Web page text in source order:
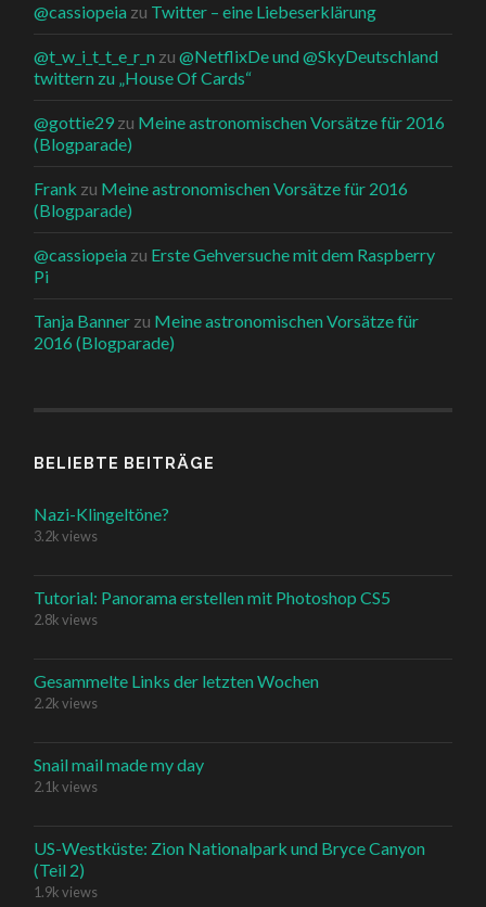
@cassiopeia zu Twitter – eine Liebeserklärung
@t_w_i_t_t_e_r_n zu@NetflixDe und @SkyDeutschland
twittern zu „House Of Cards“
@gottie29 zu Meine astronomischen Vorsätze für 2016
(Blogparade)
Frank zu Meine astronomischen Vorsätze für 2016
(Blogparade)
@cassiopeia zu Erste Gehversuche mit dem Raspberry
Pi
Tanja Banner zu Meine astronomischen Vorsätze für
2016 (Blogparade)
BELIEBTE BEITRÄGE
Nazi-Klingeltöne?
3.2k views
Tutorial: Panorama erstellen mit Photoshop CS5
2.8k views
Gesammelte Links der letzten Wochen
2.2k views
Snail mail made my day
2.1k views
US-Westküste: Zion Nationalpark und Bryce Canyon
(Teil 2)
1.9k views